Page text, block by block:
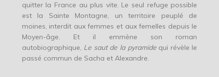
quitter la France au plus vite. Le seul refuge possible
est la Sainte Montagne, un territoire peuplé de
moines, interdit aux femmes et aux femelles depuis le
Moyen-âge. Et il emmène son roman
autobiographique, Le saut de la pyramidequi révèle le
passé commun de Sacha et Alexandre.